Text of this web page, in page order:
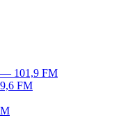
— 101,9 FM
FM